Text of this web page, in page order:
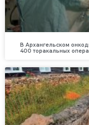
В Архангельском
400 торакальных